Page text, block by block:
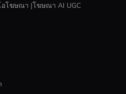
อโฆษณา |โฆษณา AI UGC